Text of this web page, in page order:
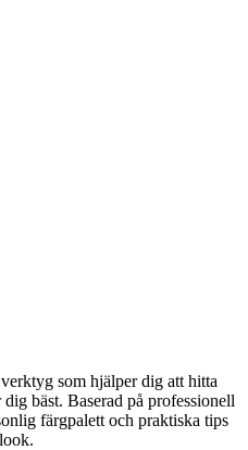
som hjälper dig att hitta
bäst. Baserad på professionell
färgpalett och praktiska tips